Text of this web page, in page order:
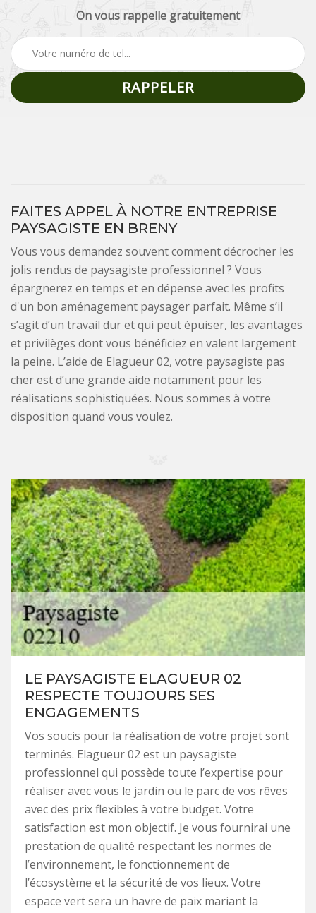
On vous rappelle gratuitement
FAITES APPEL À NOTRE ENTREPRISE
PAYSAGISTE EN BRENY
Vous vous demandez souvent comment décrocher les
jolis rendus de paysagiste professionnel ? Vous
épargnerez en temps et en dépense avec les profits
d'un bon aménagement paysager parfait. Même s’il
s’agit d’un travail dur et qui peut épuiser, les avantages
et privilèges dont vous bénéficiez en valent largement
la peine. L’aide de Elagueur 02, votre paysagiste pas
cher est d’une grande aide notamment pour les
réalisations sophistiquées. Nous sommes à votre
disposition quand vous voulez.
LE PAYSAGISTE ELAGUEUR 02
RESPECTE TOUJOURS SES
ENGAGEMENTS
Vos soucis pour la réalisation de votre projet sont
terminés. Elagueur 02 est un paysagiste
professionnel qui possède toute l’expertise pour
réaliser avec vous le jardin ou le parc de vos rêves
avec des prix flexibles à votre budget. Votre
satisfaction est mon objectif. Je vous fournirai une
prestation de qualité respectant les normes de
l’environnement, le fonctionnement de
l’écosystème et la sécurité de vos lieux. Votre
espace vert sera un havre de paix mariant la